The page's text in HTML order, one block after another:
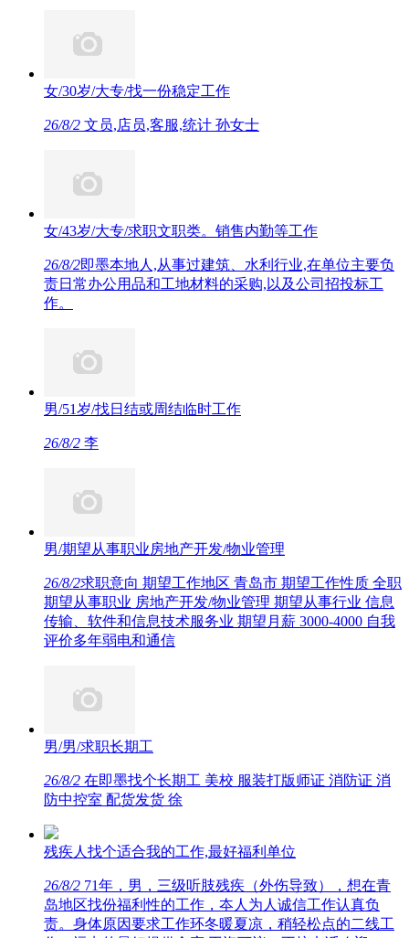
女/30岁/大专/找一份稳定工作
26/8/2 文员,店员,客服,统计 孙女士
女/43岁/大专/求职文职类。销售内勤等工作
26/8/2即墨本地人,从事过建筑、水利行业,在单位主要负
责日常办公用品和工地材料的采购,以及公司招投标工
作。
男/51岁/找日结或周结临时工作
26/8/2 李
男/期望从事职业房地产开发/物业管理
26/8/2求职意向 期望工作地区 青岛市 期望工作性质 全职
期望从事职业 房地产开发/物业管理 期望从事行业 信息
传输、软件和信息技术服务业 期望月薪 3000-4000 自我
评价多年弱电和通信
男/男/求职长期工
26/8/2 在即墨找个长期工 美校 服装打版师证 消防证 消
防中控室 配货发货 徐
残疾人找个适合我的工作,最好福利单位
26/8/2 71年，男，三级听肢残疾（外伤导致），想在青
岛地区找份福利性的工作，夲人为人诚信工作认真负
责。身体原因要求工作环冬暖夏凉，稍轻松点的二线工